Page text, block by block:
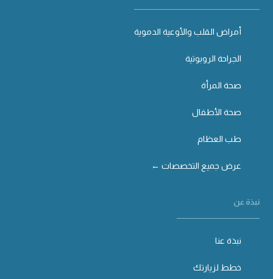
أمراض القلب والأوعية الدموية
الجراحة الروبوتية
صحة المرأة
صحة الأطفال
طب العظام
عرض جميع التخصصات ←
نبذة عن
نبذة عنا
خطط لزيارتك